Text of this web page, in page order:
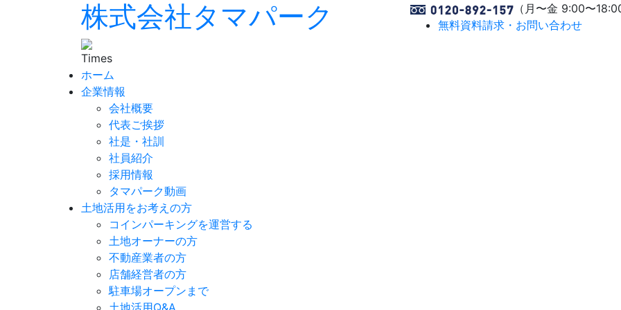
株式会社タマパーク
（月〜金 9:00〜
無料資料請求・お問い合わせ
ホーム
企業情報
会社概要
代表ご挨拶
社是・社訓
社員紹介
採用情報
タマパーク動画
土地活用をお考えの方
コインパーキングを運営する
土地オーナーの方
不動産業者の方
店舗経営者の方
駐車場オープンまで
土地活用Q&A